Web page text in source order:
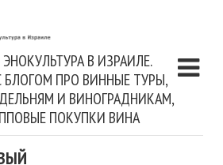
В ИЗРАИЛЕ.
ПРО ВИННЫЕ ТУРЫ,
И ВИНОГРАДНИКАМ,
ПОКУПКИ ВИНА